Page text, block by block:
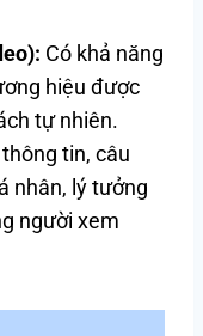
Có khả năng
hiệu được
tự nhiên.
tin, câu
nhân, lý tưởng
người xem